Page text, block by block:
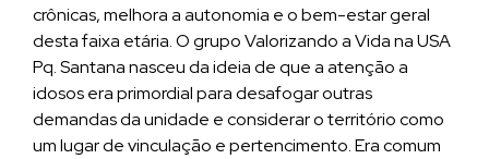
crônicas, melhora a autonomia e o bem-estar geral
desta faixa etária. O grupo Valorizando a Vida na USA
Pq. Santana nasceu da ideia de que a atenção a
idosos era primordial para desafogar outras
demandas da unidade e considerar o território como
um lugar de vinculação e pertencimento. Era comum